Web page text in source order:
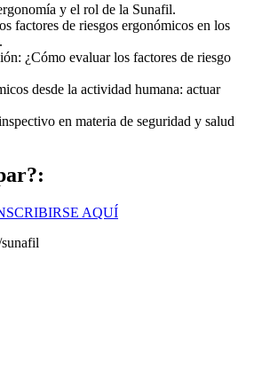
y el rol de la Sunafil.
factores de riesgos ergonómicos en los
¿Cómo evaluar los factores de riesgo
desde la actividad humana: actuar
en materia de seguridad y salud
AQUÍ